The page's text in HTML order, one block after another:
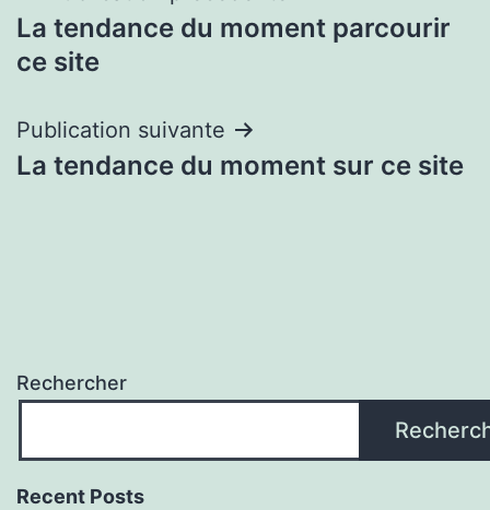
de
La tendance du moment parcourir
ce site
Publication suivante
La tendance du moment sur ce site
Rechercher
Recent Posts